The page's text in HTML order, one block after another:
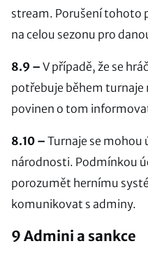
stream. Porušení tohoto
na celou sezonu pro
8.9 – V případě, že se
potřebuje během turnaje
povinen o tom
8.10 – Turnaje se mohou
národnosti. Podmínkou
porozumět hernímu
komunikovat s adminy.
9 Admini a sankce